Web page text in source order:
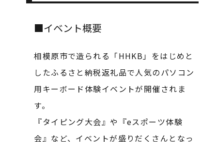
■イベント概要
相模原市で造られる「HHKB」をはじめと
したふるさと納税返礼品で人気のパソコン
用キーボード体験イベントが開催されま
す。
『タイピング大会』や『eスポーツ体験
会』など、イベントが盛りだくさんとなっ